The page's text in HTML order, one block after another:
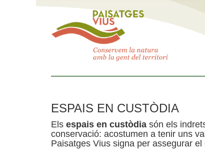
ESPAIS EN CUSTÒDIA
Els espais en custòdia són els
conservació: acostumen a tenir uns
Paisatges Vius signa per assegurar